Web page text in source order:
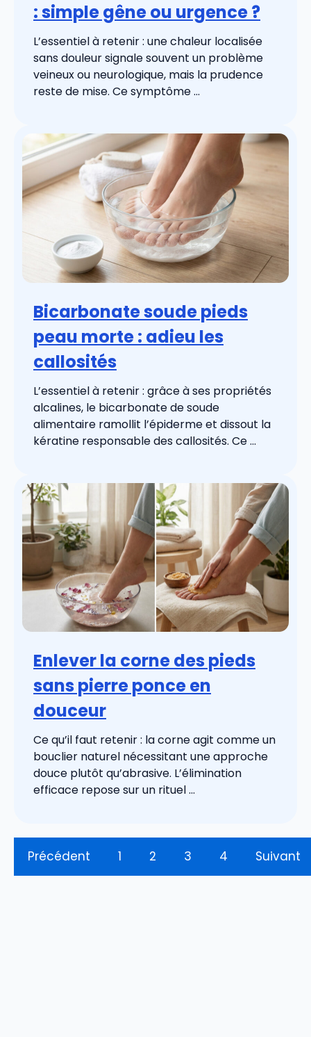
: simple gêne ou urgence ?
L’essentiel à retenir : une chaleur localisée
sans douleur signale souvent un problème
veineux ou neurologique, mais la prudence
reste de mise. Ce symptôme ...
Bicarbonate soude pieds
peau morte : adieu les
callosités
L’essentiel à retenir : grâce à ses propriétés
alcalines, le bicarbonate de soude
alimentaire ramollit l’épiderme et dissout la
kératine responsable des callosités. Ce ...
Enlever la corne des pieds
sans pierre ponce en
douceur
Ce qu’il faut retenir : la corne agit comme un
bouclier naturel nécessitant une approche
douce plutôt qu’abrasive. L’élimination
efficace repose sur un rituel ...
Précédent 1 2 3 4 Suivant